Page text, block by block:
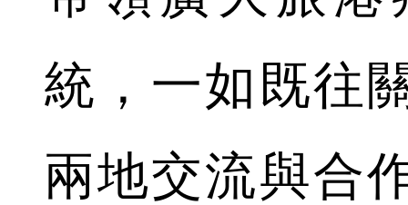
統，一如既往
兩地交流與合